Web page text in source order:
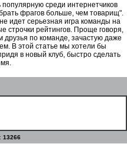
среди интернетчиков
фрагов больше, чем товарищ".
идет серьезная игра команды на
строчки рейтингов. Проще говоря,
по команде, зачастую даже
В этой статье мы хотели бы
в новый клуб, быстро сделать
13266